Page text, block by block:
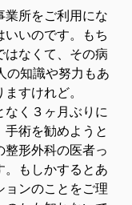
業所をご利用にな
いいのです。もち
はなくて、その病
の知識や努力もあ
すけれど。
なく３ヶ月ぶりに
術を勧めようと
形外科の医者っ
。もしかするとあ
ョンのことをご理